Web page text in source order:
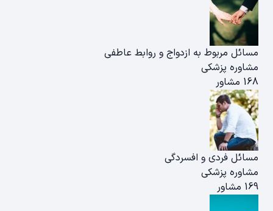
مسائل مربوط به ازدواج و روابط عاطفی
مشاوره پزشکی
168 مشاور
مسائل فردی و افسردگی
مشاوره پزشکی
169 مشاور